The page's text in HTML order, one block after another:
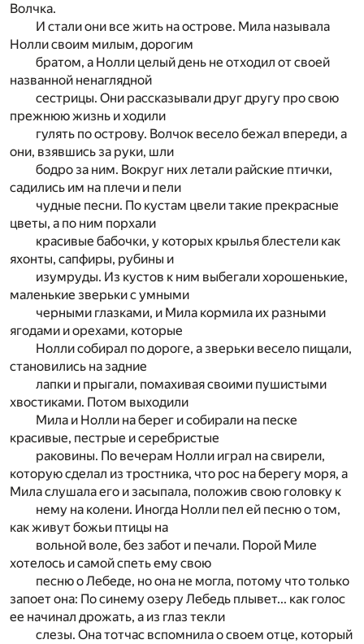
Волчка.
И стали они все жить на острове. Мила называла
Нолли своим милым, дорогим
братом, а Нолли целый день не отходил от своей
названной ненаглядной
сестрицы. Они рассказывали друг другу про свою
прежнюю жизнь и ходили
гулять по острову. Волчок весело бежал впереди, а
они, взявшись за руки, шли
бодро за ним. Вокруг них летали райские птички,
садились им на плечи и пели
чудные песни. По кустам цвели такие прекрасные
цветы, а по ним порхали
красивые бабочки, у которых крылья блестели как
яхонты, сапфиры, рубины и
изумруды. Из кустов к ним выбегали хорошенькие,
маленькие зверьки с умными
черными глазками, и Мила кормила их разными
ягодами и орехами, которые
Нолли собирал по дороге, а зверьки весело пищали,
становились на задние
лапки и прыгали, помахивая своими пушистыми
хвостиками. Потом выходили
Мила и Нолли на берег и собирали на песке
красивые, пестрые и серебристые
раковины. По вечерам Нолли играл на свирели,
которую сделал из тростника, что рос на берегу моря, а
Мила слушала его и засыпала, положив свою головку к
нему на колени. Иногда Нолли пел ей песню о том,
как живут божьи птицы на
вольной воле, без забот и печали. Порой Миле
хотелось и самой спеть ему свою
песню о Лебеде, но она не могла, потому что только
запоет она: По синему озеру Лебедь плывет... как голос
ее начинал дрожать, а из глаз текли
слезы. Она тотчас вспомнила о своем отце, который